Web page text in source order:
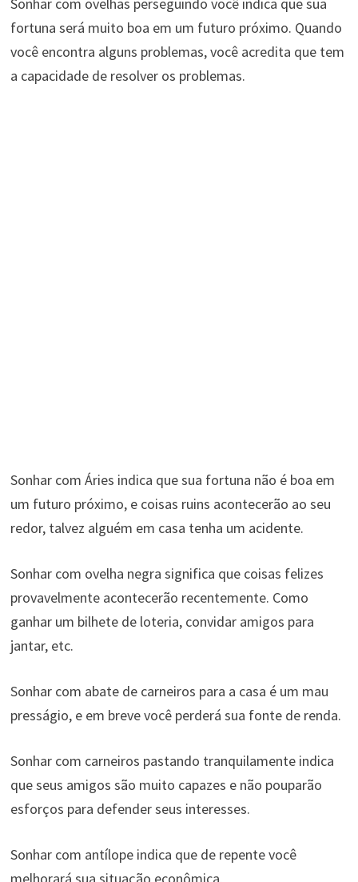
fortuna será muito boa em um futuro próximo. Quando
você encontra alguns problemas, você acredita que tem
a capacidade de resolver os problemas.
Sonhar com Áries indica que sua fortuna não é boa em
um futuro próximo, e coisas ruins acontecerão ao seu
redor, talvez alguém em casa tenha um acidente.
Sonhar com ovelha negra significa que coisas felizes
provavelmente acontecerão recentemente. Como
ganhar um bilhete de loteria, convidar amigos para
jantar, etc.
Sonhar com abate de carneiros para a casa é um mau
presságio, e em breve você perderá sua fonte de renda.
Sonhar com carneiros pastando tranquilamente indica
que seus amigos são muito capazes e não pouparão
esforços para defender seus interesses.
Sonhar com antílope indica que de repente você
melhorará sua situação econômica.